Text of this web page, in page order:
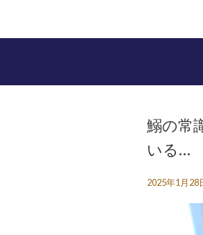
鰯の常
いる…
2025年1月28